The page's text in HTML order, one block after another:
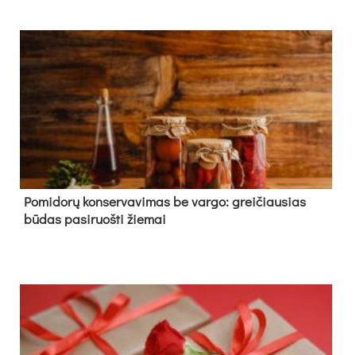
Pomidorų konservavimas be vargo: greičiausias
būdas pasiruošti žiemai